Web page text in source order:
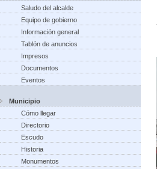
Saludo del alcalde
Equipo de gobierno
Información general
Tablón de anuncios
Impresos
Documentos
Eventos
Municipio
Cómo llegar
Directorio
Escudo
Historia
Monumentos